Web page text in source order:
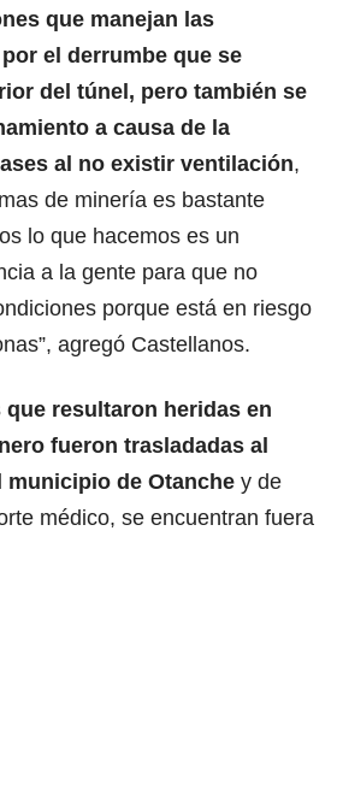
que manejan las
el derrumbe que se
del túnel, pero también se
a causa de la
al no existir ventilación,
de minería es bastante
lo que hacemos es un
a la gente para que no
porque está en riesgo
agregó Castellanos.
resultaron heridas en
fueron trasladadas al
de Otanche y de
médico, se encuentran fuera